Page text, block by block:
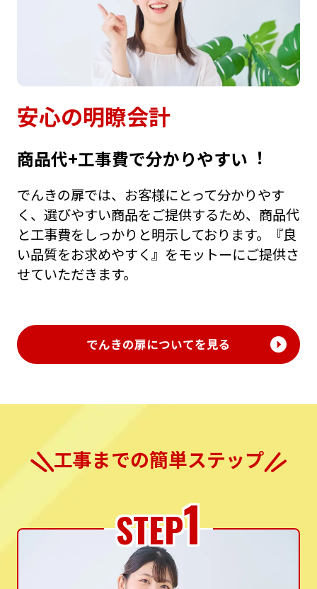
安⼼の明瞭会計
商品代+⼯事費で分かりやすい︕
でんきの扉では、お客様にとって分かりやす
く、選びやすい商品をご提供するため、商品代
と⼯事費をしっかりと明⽰しております。『良
い品質をお求めやすく』をモットーにご提供さ
せていただきます。
でんきの扉についてを見る
工事までの簡単ステップ
STEP1